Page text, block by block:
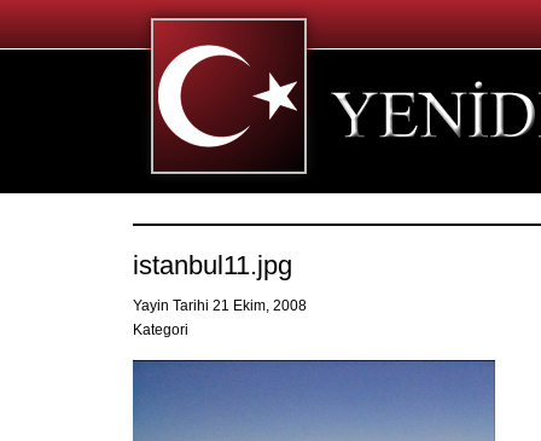
istanbul11.jpg
Yayin Tarihi 21 Ekim, 2008
Kategori